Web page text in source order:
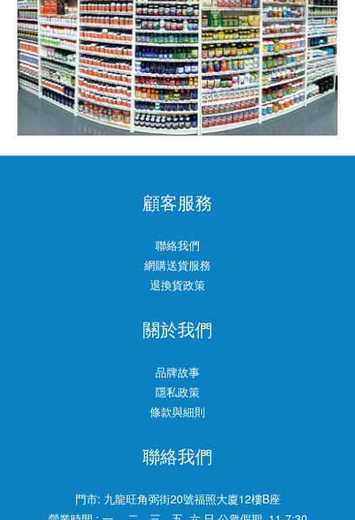
顧客服務
聯絡我們
網購送貨服務
退換貨政策
關於我們
品牌故事
隱私政策
條款與細則
聯絡我們
門市: 九龍旺角弼街20號福照大廈12樓B座